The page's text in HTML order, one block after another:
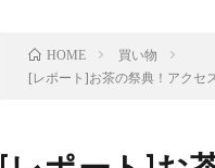
HOME
買い物
[レポート]お茶の祭典！アクセ